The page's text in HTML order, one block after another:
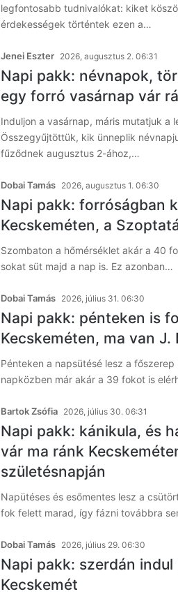
legfontosabb tudnivalókat: kiket
érdekességek történtek ezen a…
Jenei Eszter 2026, augusztus 2. 06:31
Napi pakk: névnapok,
egy forró vasárnap vár
Induljon a vasárnap, máris mutatjuk
Összegyűjtöttük, kik ünneplik
fűződnek augusztus 2-ához,…
Dobai Tamás 2026, augusztus 1. 06:30
Napi pakk: forróságban
Kecskeméten, a
Szombaton a hőmérséklet akár a 40
sokat süt majd a nap is. Ez azonban…
Dobai Tamás 2026, július 31. 06:30
Napi pakk: pénteken is
Kecskeméten, ma van
Pénteken a napsütésé lesz a
napközben már akár a 39 fokot is
Bartok Zsófia 2026, július 30. 06:31
Napi pakk: kánikula, és
vár ma ránk
születésnapján
Napütéses és esőmentes lesz a
fok felett marad, így fázni továbbra
Dobai Tamás 2026, július 29. 06:30
Napi pakk: szerdán
Kecskemét